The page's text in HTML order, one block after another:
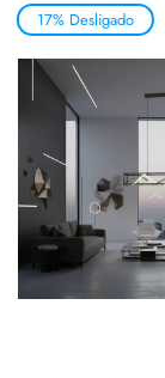
17% Desligado